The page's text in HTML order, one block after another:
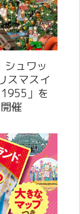
ュワッ
スマスイ
」を
催